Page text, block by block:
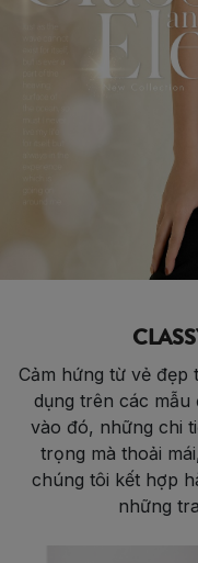
Cảm hứng từ vẻ đẹp
dụng trên các mẫu
vào đó, những chi
trọng mà thoải
chúng tôi kết hợp
những